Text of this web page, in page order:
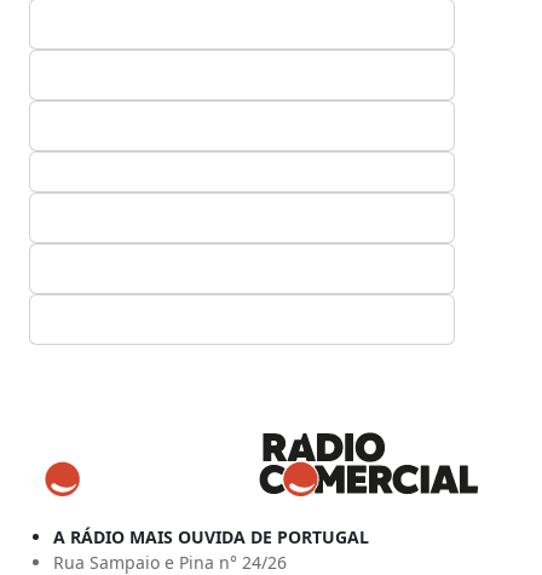
A RÁDIO MAIS OUVIDA DE PORTUGAL
Rua Sampaio e Pina n° 24/26